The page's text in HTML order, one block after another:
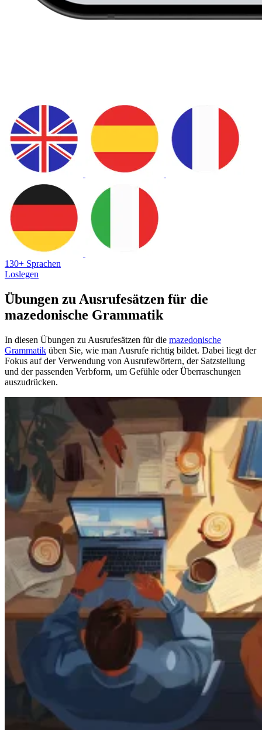
130+ Sprachen
Loslegen
Übungen zu Ausrufesätzen für die
mazedonische Grammatik
In diesen Übungen zu Ausrufesätzen für die mazedonische
Grammatik üben Sie, wie man Ausrufe richtig bildet. Dabei liegt der
Fokus auf der Verwendung von Ausrufewörtern, der Satzstellung
und der passenden Verbform, um Gefühle oder Überraschungen
auszudrücken.